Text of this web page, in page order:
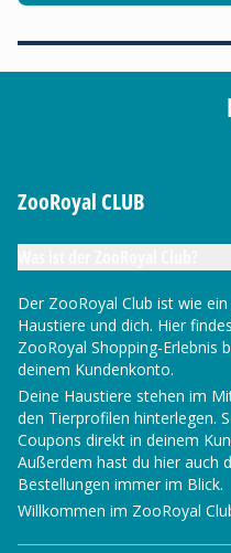
ZooRoyal CLUB
Der ZooRoyal Club ist wie
Haustiere und dich. Hier
ZooRoyal Shopping-Erlebnis
deinem Kundenkonto.
Deine Haustiere stehen im
den Tierprofilen hinterlegen.
Coupons direkt in deinem
Außerdem hast du hier auch
Bestellungen immer im Blick.
Willkommen im ZooRoyal